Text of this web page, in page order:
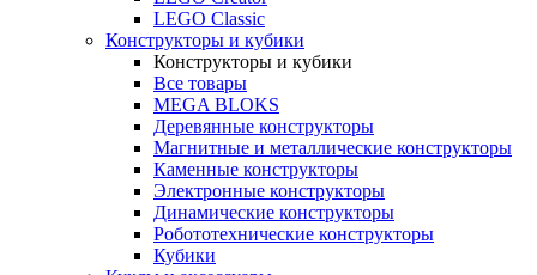
LEGO Classic
Конструкторы и кубики
Конструкторы и кубики
Все товары
MEGA BLOKS
Деревянные конструкторы
Магнитные и металлические конструкторы
Каменные конструкторы
Электронные конструкторы
Динамические конструкторы
Робототехнические конструкторы
Кубики